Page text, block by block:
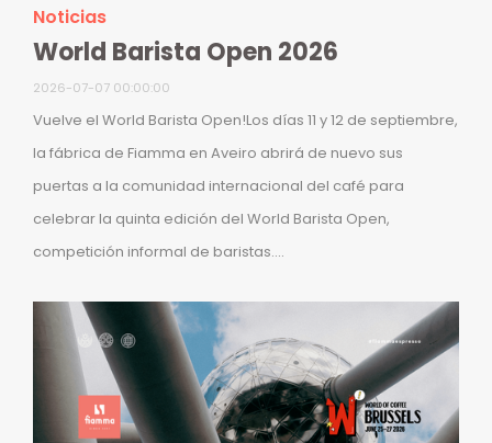
Noticias
World Barista Open 2026
2026-07-07 00:00:00
Vuelve el World Barista Open!Los días 11 y 12 de septiembre,
la fábrica de Fiamma en Aveiro abrirá de nuevo sus
puertas a la comunidad internacional del café para
celebrar la quinta edición del World Barista Open,
competición informal de baristas....